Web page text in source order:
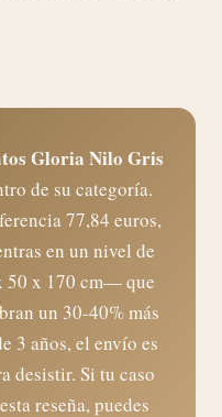
Gloria Nilo Gris
de su categoría.
77,84 euros,
en un nivel de
x 170 cm— que
un 30-40% más
3 años, el envío es
desistir. Si tu caso
reseña, puedes